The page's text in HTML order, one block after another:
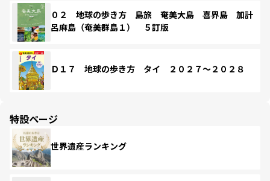
０２ 地球の歩き方 島旅 奄美大島 喜界島 加計
呂麻島（奄美群島１） ５訂版
Ｄ１７ 地球の歩き方 タイ ２０２７～２０２８
特設ページ
世界遺産ランキング